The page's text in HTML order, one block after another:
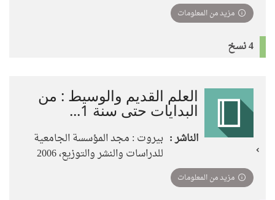
مزيد من المعلومات
4 نسخ
العلم القديم والوسيط : من
البدايات حتى سنة 1...
الناشر : بيروت : مجد المؤسسة الجامعية
للدراسات والنشر والتوزيع، 2006
مزيد من المعلومات